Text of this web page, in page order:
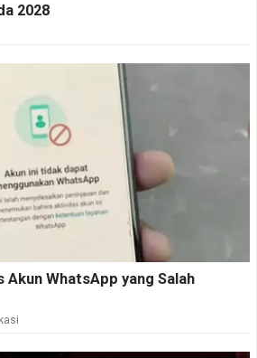
2028
Akun WhatsApp yang Salah